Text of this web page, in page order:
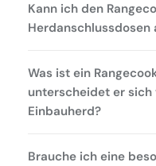
Kann ich den
Herdanschlussdosen
Was ist ein
unterscheidet er sich
Einbauherd?
Brauche ich eine